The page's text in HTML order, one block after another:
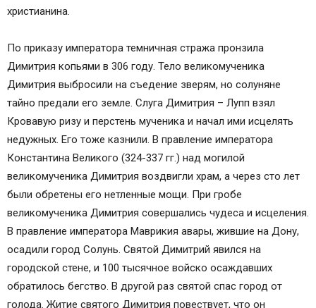
христианина.
По приказу императора темничная стража пронзила
Димитрия копьями в 306 году. Тело великомученика
Димитрия выбросили на съедение зверям, но солуняне
тайно предали его земле. Слуга Димитрия – Лупп взял
Кровавую ризу и перстень мученика и начал ими исцелять
недужных. Его тоже казнили. В правление императора
Константина Великого (324-337 гг.) над могилой
великомученика Димитрия воздвигли храм, а через сто лет
были обретены его нетленные мощи. При гробе
великомученика Димитрия совершались чудеса и исцеления.
В правление императора Маврикия авары, жившие на Дону,
осадили город Солунь. Святой Димитрий явился на
городской стене, и 100 тысячное войско осаждавших
обратилось бегство. В другой раз святой спас город от
голода. Житие святого Димитрия повествует, что он